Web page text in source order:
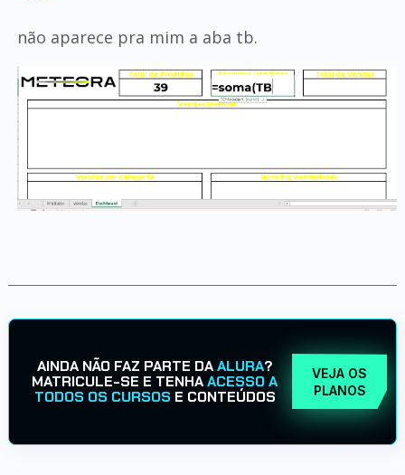
não aparece pra mim a aba tb.
AINDA NÃO FAZ PARTE DAALURA?
MATRICULE-SE E TENHAACESSO A
TODOS OS CURSOS E CONTEÚDOS
VEJA OS
PLANOS